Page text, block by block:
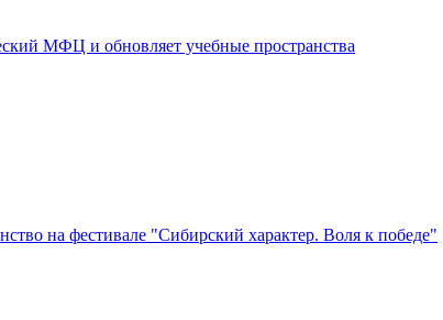
МФЦ и обновляет учебные пространства
на фестивале "Сибирский характер. Воля к победе"